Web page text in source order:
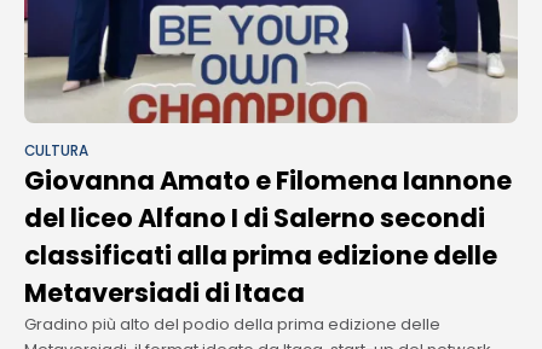
CULTURA
Giovanna Amato e Filomena Iannone
del liceo Alfano I di Salerno secondi
classificati alla prima edizione delle
Metaversiadi di Itaca
Gradino più alto del podio della prima edizione delle